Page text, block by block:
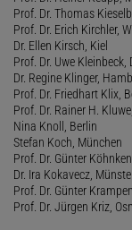
Prof. Dr. Thomas
Prof. Dr. Erich Kirchler,
Dr. Ellen Kirsch, Kiel
Prof. Dr. Uwe Kleinbeck,
Dr. Regine Klinger,
Prof. Dr. Friedhart Klix,
Prof. Dr. Rainer H.
Nina Knoll, Berlin
Stefan Koch, München
Prof. Dr. Günter
Dr. Ira Kokavecz,
Prof. Dr. Günter
Prof. Dr. Jürgen Kriz,